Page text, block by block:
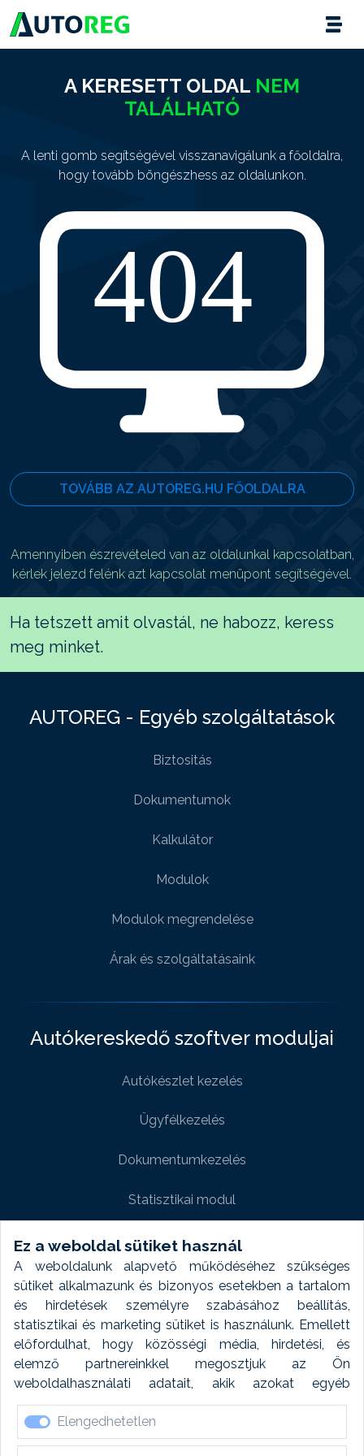
Ez a weboldal sütiket használ
A weboldalunk alapvető működéséhez szükséges
sütiket alkalmazunk és bizonyos esetekben a tartalom
és hirdetések személyre szabásához beállítás,
statisztikai és marketing sütiket is használunk. Emellett
előfordulhat, hogy közösségi média, hirdetési, és
elemző partnereinkkel megosztjuk az Ön
weboldalhasználati adatait, akik azokat egyéb
forrásokból gyűjtött adatokkal kombinálhatják. A sütik
elfogadásával kapcsolatosan naplózást végzünk és
ezen adatokat 6 hónap után automatikusan töröljük. A
Elengedhetetlen
A KERESETT OLDAL NEM
TALÁLHATÓ
A lenti gomb segítségével visszanavigálunk a főoldalra,
hogy tovább böngészhess az oldalunkon.
TOVÁBB AZ AUTOREG.HU FŐOLDALRA
Amennyiben észrevételed van az oldalunkal kapcsolatban,
kérlek jelezd felénk azt kapcsolat menüpont segítségével.
Ha tetszett amit olvastál, ne habozz, keress
meg minket.
AUTOREG - Egyéb szolgáltatások
Biztositás
Dokumentumok
Kalkulátor
Modulok
Modulok megrendelése
Árak és szolgáltatásaink
Autókereskedő szoftver moduljai
Autókészlet kezelés
Ügyfélkezelés
Dokumentumkezelés
Statisztikai modul
Weboldal modul
Fényképtár extra modul
Autómosó modul
Feladatütemezés